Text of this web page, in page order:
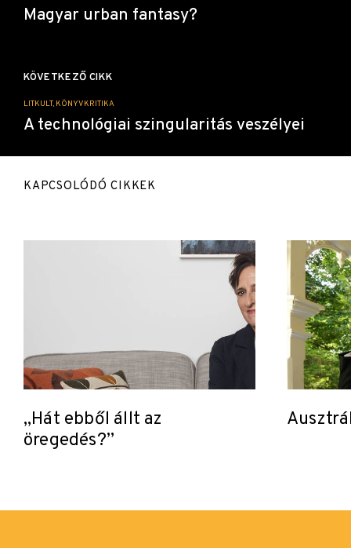
Magyar urban fantasy?
KÖVETKEZŐ CIKK
LITKULT, KÖNYVKRITIKA
A technológiai szingularitás veszélyei
KAPCSOLÓDÓ CIKKEK
„Hát ebből állt az
öregedés?”